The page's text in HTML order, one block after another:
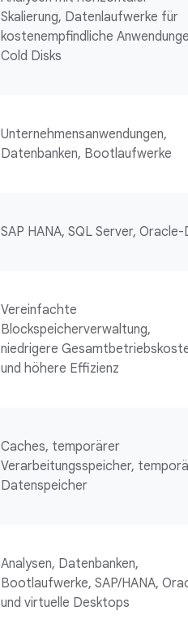
Skalierung, Datenlaufwerke für
kostenempfindliche
Cold Disks
Unternehmensanwendungen,
Datenbanken, Bootlaufwerke
SAP HANA, SQL Server, Oracle-
Vereinfachte
Blockspeicherverwaltung,
niedrigere
und höhere Effizienz
Caches, temporärer
Verarbeitungsspeicher,
Datenspeicher
Analysen, Datenbanken,
Bootlaufwerke, SAP/HANA,
und virtuelle Desktops